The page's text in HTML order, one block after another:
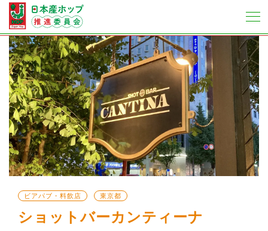
ビアパブ・料飲店 東京都
ショットバーカンティーナ